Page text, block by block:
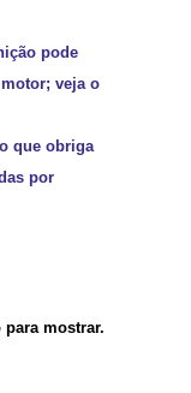
pode
veja o
que obriga
por
para mostrar.